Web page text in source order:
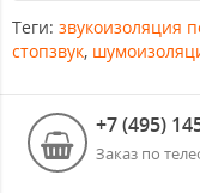
Теги: звукоизоляция
стопзвук,
+7 (495)
Заказ по